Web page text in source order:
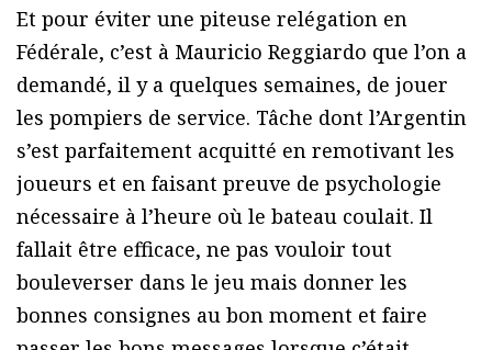
Et pour éviter une piteuse relégation en
Fédérale, c’est à Mauricio Reggiardo que l’on a
demandé, il y a quelques semaines, de jouer
les pompiers de service. Tâche dont l’Argentin
s’est parfaitement acquitté en remotivant les
joueurs et en faisant preuve de psychologie
nécessaire à l’heure où le bateau coulait. Il
fallait être efficace, ne pas vouloir tout
bouleverser dans le jeu mais donner les
bonnes consignes au bon moment et faire